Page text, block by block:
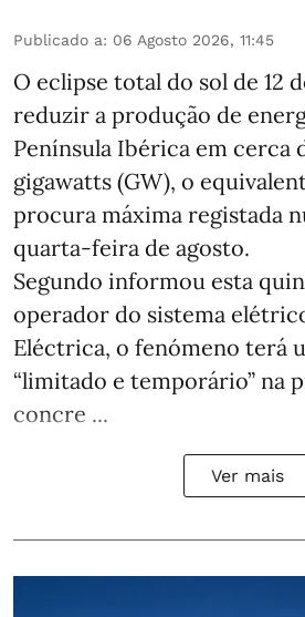
Publicado a: 06 Agosto 2026, 11:45
O eclipse total do sol de 12
reduzir a produção de
Península Ibérica em cerca
gigawatts (GW), o
procura máxima registada
quarta-feira de agosto.
Segundo informou esta
operador do sistema
Eléctrica, o fenómeno terá
“limitado e temporário” na
concre ...
Ver mais